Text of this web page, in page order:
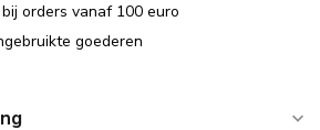
bij orders vanaf 100 euro
goederen